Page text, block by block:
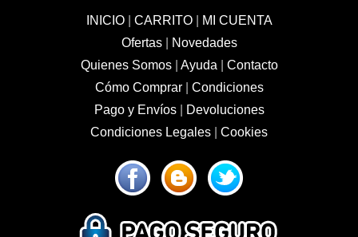
INICIO| CARRITO|
MI CUENTA
Ofertas|
Novedades
Quienes Somos| Ayuda
Contacto
Cómo Comprar| Condiciones
Pago y Envíos|
Devoluciones
Condiciones Legales
Cookies